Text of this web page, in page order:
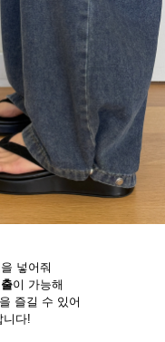
을 넣어줘
이 가능해
즐길 수 있어
니다!